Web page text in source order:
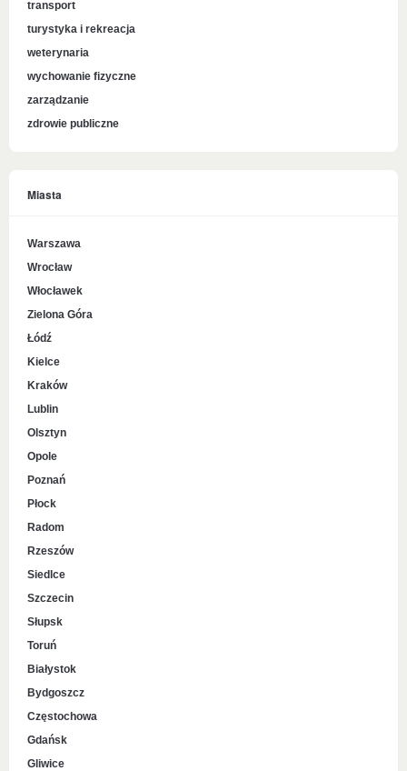
transport
turystyka i rekreacja
weterynaria
wychowanie fizyczne
zarządzanie
zdrowie publiczne
Miasta
Warszawa
Wrocław
Włocławek
Zielona Góra
Łódź
Kielce
Kraków
Lublin
Olsztyn
Opole
Poznań
Płock
Radom
Rzeszów
Siedlce
Szczecin
Słupsk
Toruń
Białystok
Bydgoszcz
Częstochowa
Gdańsk
Gliwice